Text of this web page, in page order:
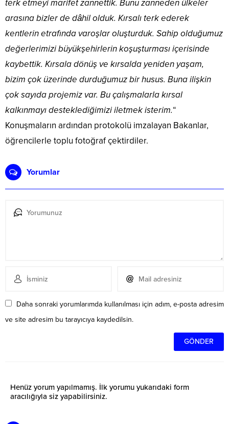
terk etmeyi marifet zannettik. Bunu zanneden ülkeler
arasına bizler de dâhil olduk. Kırsalı terk ederek
kentlerin etrafında varoşlar oluşturduk. Sahip olduğumuz
değerlerimizi büyükşehirlerin koşuşturması içerisinde
kaybettik. Kırsala dönüş ve kırsalda yeniden yaşam,
bizim çok üzerinde durduğumuz bir husus. Buna ilişkin
çok sayıda projemiz var. Bu çalışmalarla kırsal
kalkınmayı desteklediğimizi iletmek isterim.“
Konuşmaların ardından protokolü imzalayan Bakanlar,
öğrencilerle toplu fotoğraf çektirdiler.
Yorumlar
Daha sonraki yorumlarımda kullanılması için adım, e-posta adresim
ve site adresim bu tarayıcıya kaydedilsin.
Henüz yorum yapılmamış. İlk yorumu yukarıdaki form
aracılığıyla siz yapabilirsiniz.